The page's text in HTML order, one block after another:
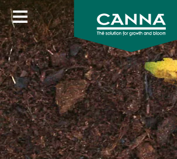
Skip
to
main
content